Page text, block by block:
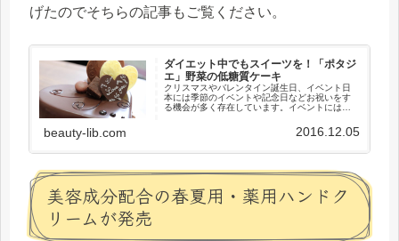
げたのでそちらの記事もご覧ください。
ダイエット中でもスイーツを！「ポタジ
エ」野菜の低糖質ケーキ
クリスマスやバレンタイン誕生日、イベント日
本には季節のイベントや記念日などお祝いをす
る機会が多く存在しています。イベントには美
になる人やダイエット中の人にとっては誘惑が
多いシーンとも言えるでしょう。...
beauty-lib.com 2016.12.05
美容成分配合の春夏用・薬用ハンドク
リームが発売